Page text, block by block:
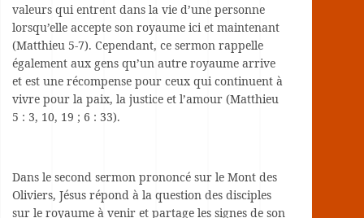
valeurs qui entrent dans la vie d’une personne
lorsqu’elle accepte son royaume ici et maintenant
(Matthieu 5-7). Cependant, ce sermon rappelle
également aux gens qu’un autre royaume arrive
et est une récompense pour ceux qui continuent à
vivre pour la paix, la justice et l’amour (Matthieu
5 : 3, 10, 19 ; 6 : 33).
Dans le second sermon prononcé sur le Mont des
Oliviers, Jésus répond à la question des disciples
sur le royaume à venir et partage les signes de son